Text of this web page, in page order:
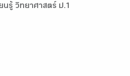
นรู้ วิทยาศาสตร์ ป.1